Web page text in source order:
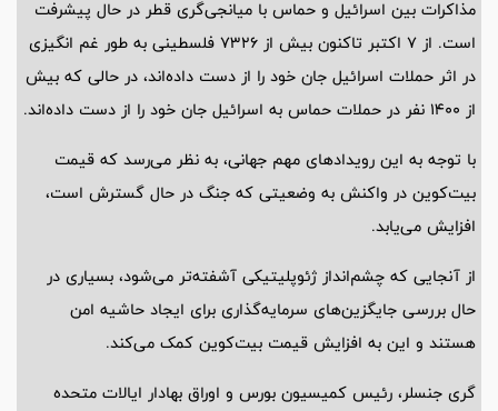
مذاکرات بین اسرائیل و حماس با میانجی‌گری قطر در حال پیشرفت
است. از ۷ اکتبر تاکنون بیش از ۷۳۲۶ فلسطینی به طور غم انگیزی
در اثر حملات اسرائیل جان خود را از دست داده‌اند، در حالی که بیش
از ۱۴۰۰ نفر در حملات حماس به اسرائیل جان خود را از دست داده‌اند.
با توجه به این رویدادهای مهم جهانی، به نظر می‌رسد که قیمت
بیت‌کوین در واکنش به وضعیتی که جنگ در حال گسترش است،
افزایش می‌یابد.
از آنجایی که چشم‌انداز ژئوپلیتیکی آشفته‌تر می‌شود، بسیاری در
حال بررسی جایگزین‌های سرمایه‌گذاری برای ایجاد حاشیه امن
هستند و این به افزایش قیمت بیت‌کوین کمک می‌کند.
گری جنسلر، رئیس کمیسیون بورس و اوراق بهادار ایالات متحده